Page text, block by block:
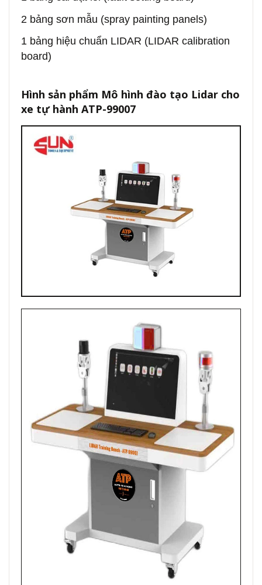
2 bảng sơn mẫu (spray painting panels)
1 bảng hiệu chuẩn LIDAR (LIDAR calibration
board)
Hình sản phẩm Mô hình đào tạo Lidar cho
xe tự hành ATP-99007